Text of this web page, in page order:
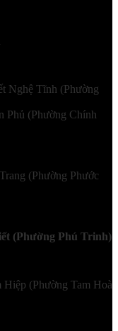
Nghệ Tĩnh (Phường
Phủ (Phường Chính
(Phường Phước
(Phường Phú Trinh)
(Phường Tam Hoà